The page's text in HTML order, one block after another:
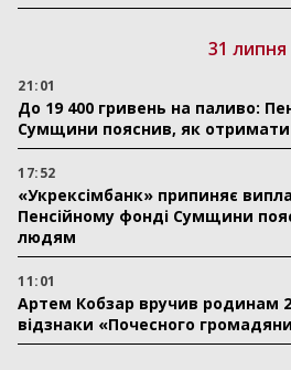
31 липня
21:01
До 19 400 гривень на паливо:
Сумщини пояснив, як
17:52
«Укрексімбанк» припиняє
Пенсійному фонді Сумщини
людям
11:01
Артем Кобзар вручив родинам
відзнаки «Почесного